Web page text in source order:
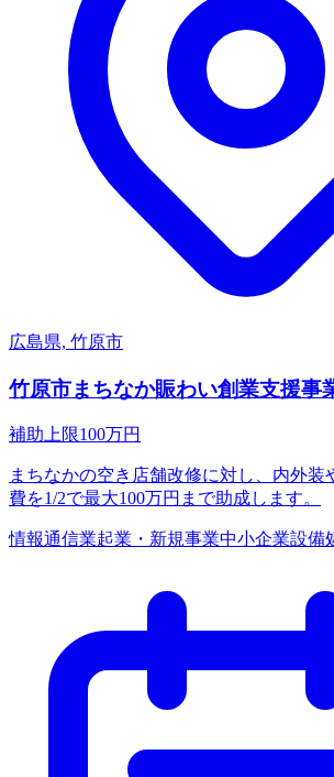
広島県, 竹原市
竹原市まちなか賑わい創業支援事
補助上限100万円
まちなかの空き店舗改修に対し、内外装
費を1/2で最大100万円まで助成します。
情報通信業起業・新規事業中小企業設備